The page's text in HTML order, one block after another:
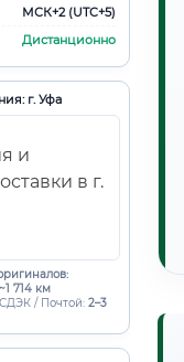
МСК+2 (UTC+5)
Дистанционно
г. Уфа
~1 714 км
/ Почтой: 2–3